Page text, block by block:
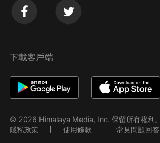
下載客戶端
© 2026 Himalaya Media, Inc. 保留所有權利。
隱私政策
使用條款 常見問題回答